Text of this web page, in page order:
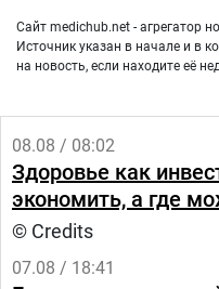
Сайт medichub.net - агрегатор
Источник указан в начале и в
на новость, если находите её
08.08 / 08:02
Здоровье как
экономить, а где
© Credits
07.08 / 18:41